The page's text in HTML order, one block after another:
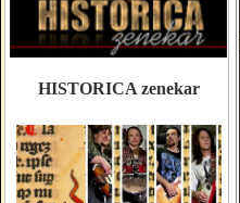
HISTORICA zenekar